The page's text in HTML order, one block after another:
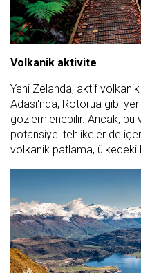
Volkanik aktivite
Yeni Zelanda, aktif
Adası'nda, Rotorua gibi
gözlemlenebilir. Ancak, bu
potansiyel tehlikeler de
volkanik patlama, ülkedeki